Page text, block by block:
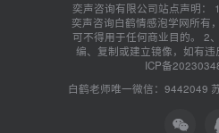
奕声咨询有限公司站点声明：
奕声咨询白鹤情感泡学网所有
可不得用于任何商业目的。 2
编、复制或建立镜像，如有违
ICP备
白鹤老师唯一微信：9442049